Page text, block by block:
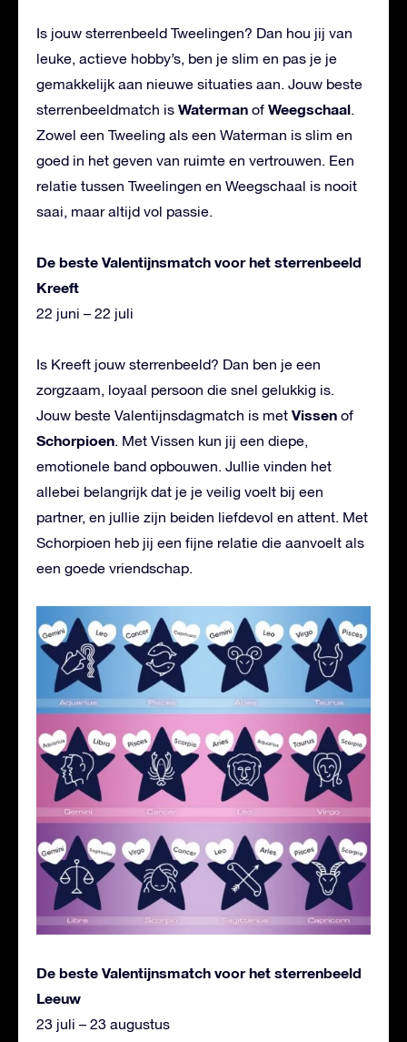
Is jouw sterrenbeeld Tweelingen? Dan hou jij van
leuke, actieve hobby’s, ben je slim en pas je je
gemakkelijk aan nieuwe situaties aan. Jouw beste
sterrenbeeldmatch is Waterman of Weegschaal.
Zowel een Tweeling als een Waterman is slim en
goed in het geven van ruimte en vertrouwen. Een
relatie tussen Tweelingen en Weegschaal is nooit
saai, maar altijd vol passie.
De beste Valentijnsmatch voor het sterrenbeeld
Kreeft
22 juni – 22 juli
Is Kreeft jouw sterrenbeeld? Dan ben je een
zorgzaam, loyaal persoon die snel gelukkig is.
Jouw beste Valentijnsdagmatch is met Vissen of
Schorpioen. Met Vissen kun jij een diepe,
emotionele band opbouwen. Jullie vinden het
allebei belangrijk dat je je veilig voelt bij een
partner, en jullie zijn beiden liefdevol en attent. Met
Schorpioen heb jij een fijne relatie die aanvoelt als
een goede vriendschap.
De beste Valentijnsmatch voor het sterrenbeeld
Leeuw
23 juli – 23 augustus